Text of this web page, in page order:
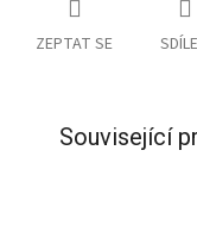
ZEPTAT SE
Související